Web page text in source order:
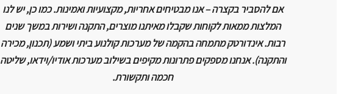
אם להסביר בקצרה – אנו מבטיחים אחריות, מקצועיות ואמינות. כמו כן, יש לנו
המלצות ממאות לקוחות שקבלו מאיתנו מוצרים, התקנה ושירות במשך שנים
רבות. אינדורטק מתמחה בהקמה של מערכות קולנוע ביתי ושמע (תכנון, מכירה
והתקנה). אנחנו מספקים פתרונות מקיפים בשילוב מערכות אודיו/וידאו, שליטה
חכמה ותקשורת.